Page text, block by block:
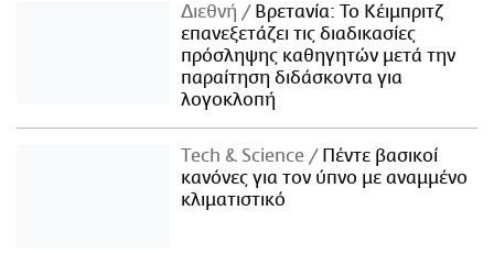
Διεθνή
Βρετανία: Το Κέιμπριτζ
επανεξετάζει τις διαδικασίες
πρόσληψης καθηγητών μετά την
παραίτηση διδάσκοντα για
λογοκλοπή
Τech & Science
Πέντε βασικοί
κανόνες για τον ύπνο με αναμμένο
κλιματιστικό